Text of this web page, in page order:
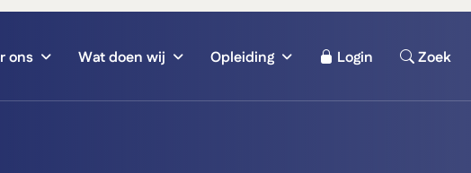
ons Wat doen wij Opleiding Login Zoek